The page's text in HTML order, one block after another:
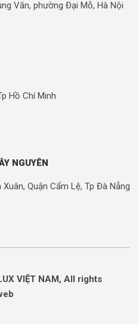
Văn, phường Đại Mỗ, Hà Nội
Hồ Chí Minh
NGUYÊN
Xuân, Quận Cẩm Lệ, Tp Đà Nẵng
VIỆT NAM, All rights